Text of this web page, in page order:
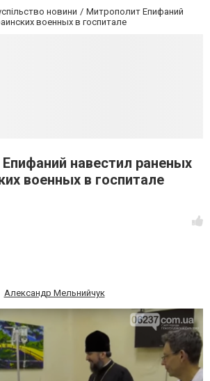
новини
Митрополит Епифаний
военных в госпитале
навестил раненых
военных в госпитале
Александр Мельнийчук